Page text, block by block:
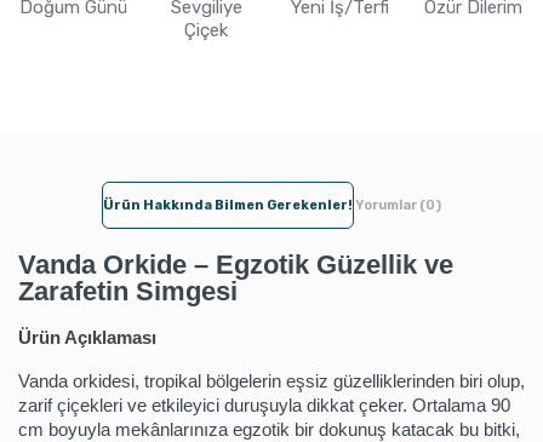
Doğum Günü
Sevgiliye
Çiçek
Yeni İş/Terfi Özür Dilerim
Ürün Hakkında Bilmen Gerekenler! Yorumlar (0)
Vanda Orkide – Egzotik Güzellik ve
Zarafetin Simgesi
Ürün Açıklaması
Vanda orkidesi, tropikal bölgelerin eşsiz güzelliklerinden biri olup,
zarif çiçekleri ve etkileyici duruşuyla dikkat çeker. Ortalama 90
cm boyuyla mekânlarınıza egzotik bir dokunuş katacak bu bitki,